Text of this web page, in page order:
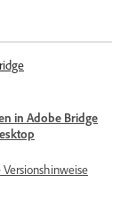
in Adobe Bridge